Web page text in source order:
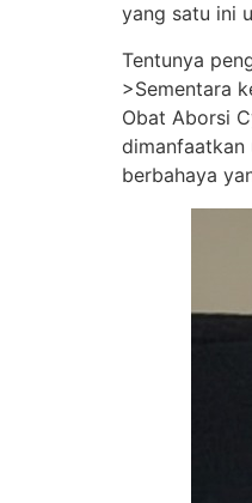
yang satu ini
Tentunya
>Sementara
Obat Aborsi
dimanfaatkan
berbahaya